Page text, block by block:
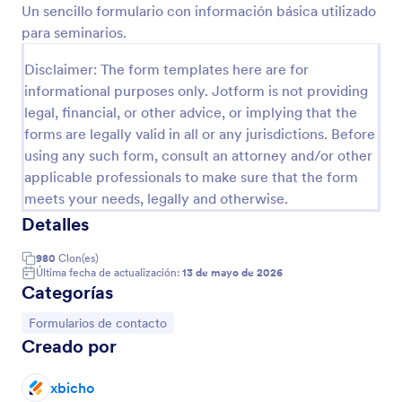
Un sencillo formulario con información básica utilizado
para seminarios.
Disclaimer: The form templates here are for
informational purposes only. Jotform is not providing
legal, financial, or other advice, or implying that the
forms are legally valid in all or any jurisdictions. Before
using any such form, consult an attorney and/or other
applicable professionals to make sure that the form
meets your needs, legally and otherwise.
Detalles
980 Clon(es)
Última fecha de actualización: 13 de mayo de 2026
Categorías
Ir a Categoría:
Formularios de contacto
Creado por
xbicho
Vista previa